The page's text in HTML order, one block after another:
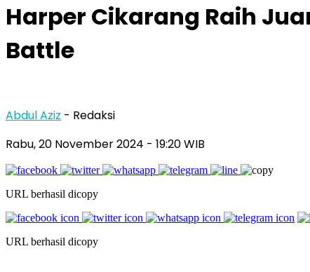
Harper Cikarang Raih
Battle
Abdul Aziz - Redaksi
Rabu, 20 November 2024 - 19:20 WIB
URL berhasil dicopy
URL berhasil dicopy